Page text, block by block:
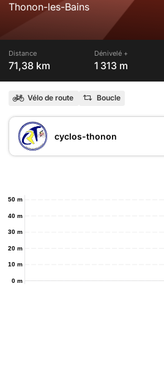
Thonon-les-Bains
Distance
71,38 km
Dénivelé +
1 313 m
Vélo de route Boucle
cyclos-thonon
0 m
10 m
20 m
30 m
40 m
50 m